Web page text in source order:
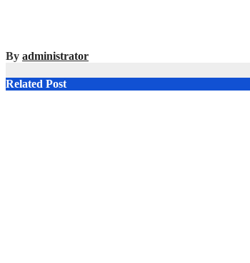
By administrator
Related Post